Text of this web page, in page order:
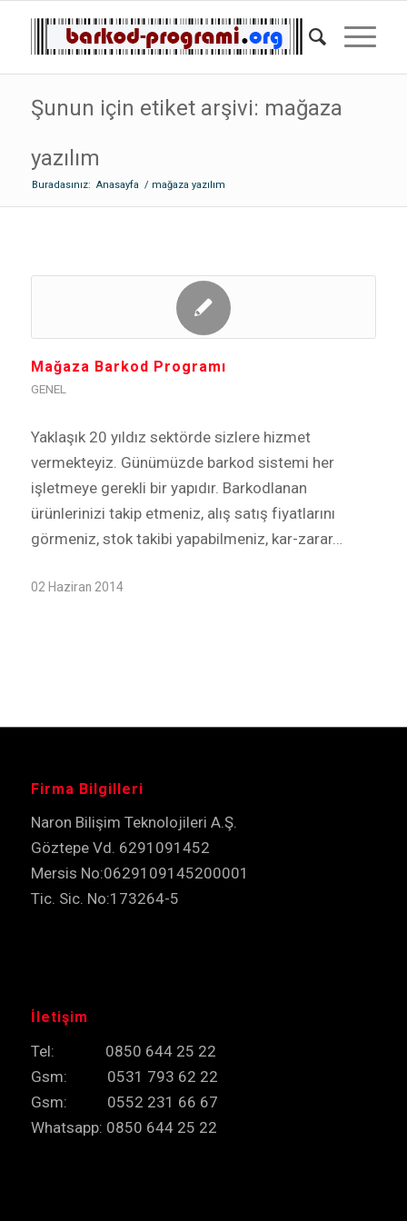
Şunun için etiket arşivi: mağaza
yazılım
Buradasınız: Anasayfa / mağaza yazılım
Mağaza Barkod Programı
GENEL
Yaklaşık 20 yıldız sektörde sizlere hizmet
vermekteyiz. Günümüzde barkod sistemi her
işletmeye gerekli bir yapıdır. Barkodlanan
ürünlerinizi takip etmeniz, alış satış fiyatlarını
görmeniz, stok takibi yapabilmeniz, kar-zarar…
02 Haziran 2014
Firma Bilgilleri
Naron Bilişim Teknolojileri A.Ş.
Göztepe Vd. 6291091452
Mersis No:0629109145200001
Tic. Sic. No:173264-5
İletişim
Tel: 0850 644 25 22
Gsm: 0531 793 62 22
Gsm: 0552 231 66 67
Whatsapp: 0850 644 25 22